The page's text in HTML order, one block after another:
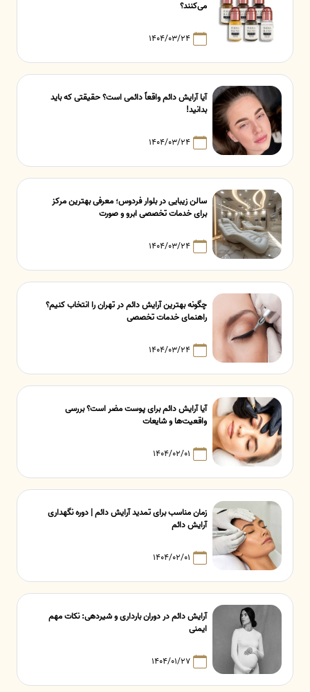
می‌کنند؟
۱۴۰۴/۰۳/۲۴
آیا آرایش دائم واقعاً دائمی است؟ حقیقتی که باید
بدانید!
۱۴۰۴/۰۳/۲۴
سالن زیبایی در بلوار فردوس؛ معرفی بهترین مرکز
برای خدمات تخصصی ابرو و صورت
۱۴۰۴/۰۳/۲۴
چگونه بهترین آرایش دائم در تهران را انتخاب کنیم؟
راهنمای خدمات تخصصی
۱۴۰۴/۰۳/۲۴
آیا آرایش دائم برای پوست مضر است؟ بررسی
واقعیت‌ها و شایعات
۱۴۰۴/۰۲/۰۱
زمان مناسب برای تمدید آرایش دائم | دوره نگهداری
آرایش دائم
۱۴۰۴/۰۲/۰۱
آرایش دائم در دوران بارداری و شیردهی: نکات مهم
ایمنی
۱۴۰۴/۰۱/۲۷